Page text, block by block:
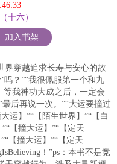
十六）
加入书架
界穿越追求长寿与安心的故
吗？”“我很佩服第一个和九
等我神功大成之后，一定会
后再说一次。”“大运要撞过
运】”“【陌生世界】”“【白
【撞大运】”“【定天
【撞大运】”“【定天
！”ps：本书不是竞